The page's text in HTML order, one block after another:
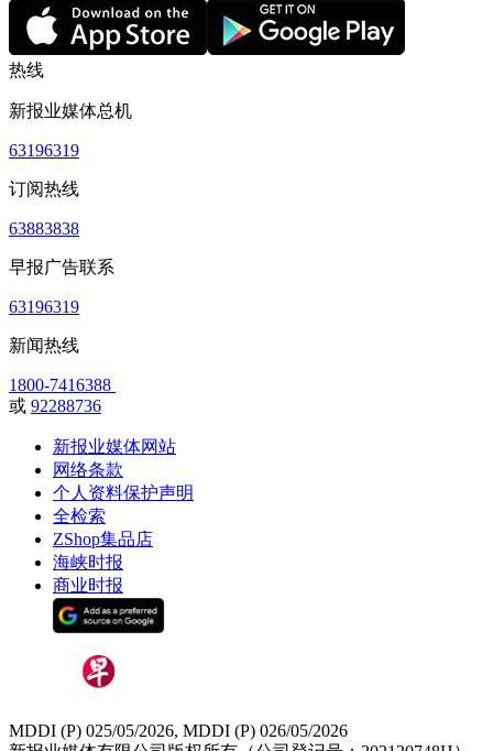
热线
新报业媒体总机
63196319
订阅热线
63883838
早报广告联系
63196319
新闻热线
1800-7416388
或 92288736
新报业媒体网站
网络条款
个人资料保护声明
全检索
ZShop集品店
海峡时报
商业时报
MDDI (P) 025/05/2026, MDDI (P) 026/05/2026